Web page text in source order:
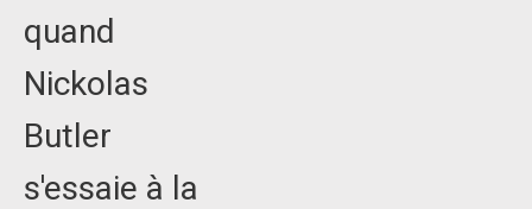
quand
Nickolas
Butler
s'essaie à la